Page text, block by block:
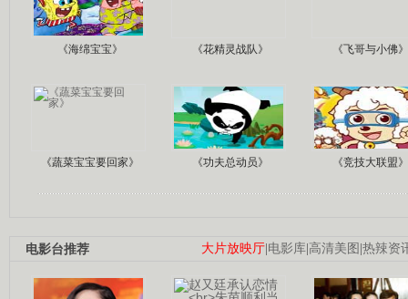
《海绵宝宝》 《花精灵战队》 《飞哥与小佛》
《蔬菜宝宝要回家》 《功夫总动员》 《竞技大联盟》
大片放映厅|电影库|高清美图 |热辣资
电影台推荐